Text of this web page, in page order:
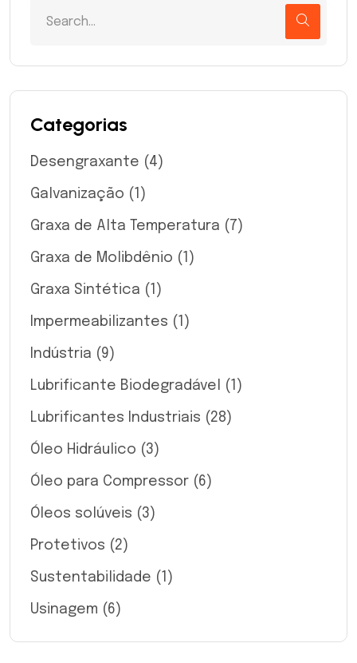
Categorias
Desengraxante (4)
Galvanização (1)
Graxa de Alta Temperatura (7)
Graxa de Molibdênio (1)
Graxa Sintética (1)
Impermeabilizantes (1)
Indústria (9)
Lubrificante Biodegradável (1)
Lubrificantes Industriais (28)
Óleo Hidráulico (3)
Óleo para Compressor (6)
Óleos solúveis (3)
Protetivos (2)
Sustentabilidade (1)
Usinagem (6)